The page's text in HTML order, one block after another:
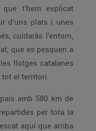
t’hem explicat
d’uns plats i unes
cuidaràs l’entorn,
que es pesquen a
llotges catalanes
tot el territori.
amb 580 km de
per tota la
aquí que arriba